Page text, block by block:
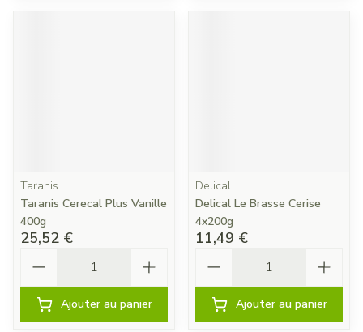
Taranis
Taranis Cerecal Plus Vanille
400g
25,52 €
Ajouter au panier
Delical
Delical Le Brasse Cerise
4x200g
11,49 €
Ajouter au panier